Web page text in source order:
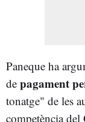
Paneque ha
de pagament
tonatge" de les
competència del